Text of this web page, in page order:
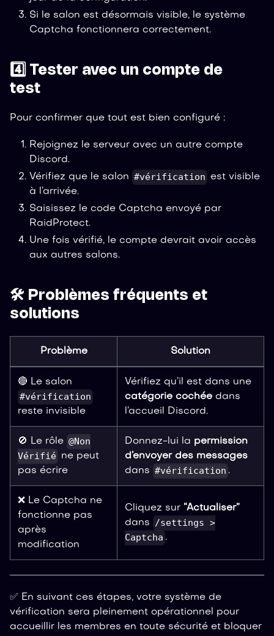
Si le salon est désormais visible, le système
Captcha fonctionnera correctement.
4️⃣ Tester avec un compte de
test
Pour confirmer que tout est bien configuré :
Rejoignez le serveur avec un autre compte
Discord.
Vérifiez que le salon #vérification est visible
à l’arrivée.
Saisissez le code Captcha envoyé par
RaidProtect.
Une fois vérifié, le compte devrait avoir accès
aux autres salons.
🛠️ Problèmes fréquents et
solutions
Problème Solution
🔴 Le salon
#vérification
reste invisible
Vérifiez qu’il est dans une
catégorie cochée dans
l’accueil Discord.
🚫 Le rôle @Non
Vérifié ne peut
pas écrire
Donnez-lui la permission
d’envoyer des messages
dans #vérification .
❌ Le Captcha ne
fonctionne pas
après
modification
Cliquez sur “Actualiser”
dans
/settings >
Captcha .
✅ En suivant ces étapes, votre système de
vérification sera pleinement opérationnel pour
accueillir les membres en toute sécurité et bloquer